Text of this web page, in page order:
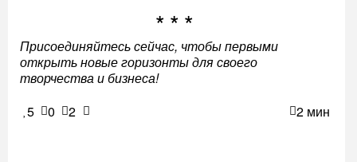
Присоединяйтесь сейчас, чтобы первыми
открыть новые горизонты для своего
творчества и бизнеса!
5
0 2 2 мин